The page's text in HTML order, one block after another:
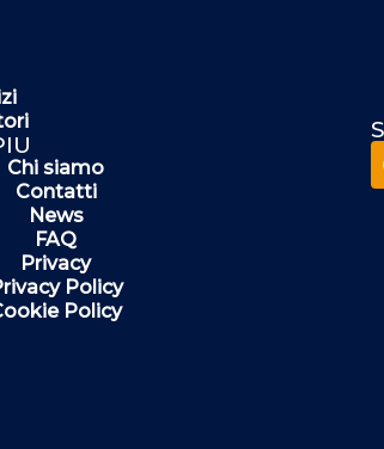
Chi siamo
Contatti
News
FAQ
Privacy
Policy
Policy